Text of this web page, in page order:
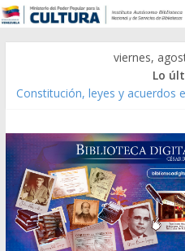
viernes,
Lo
Constitución, leyes y acuerdos
Modesta Bor Sánchez
Gaceta Oficial de la República
Caracas 09 de marzo de 2006
Catálogo temático de obras